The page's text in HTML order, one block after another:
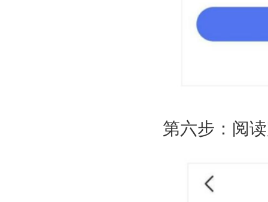
第六步：阅